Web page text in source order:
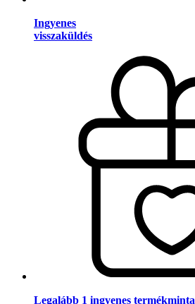
Ingyenes
visszaküldés
Legalább 1 ingyenes termékminta